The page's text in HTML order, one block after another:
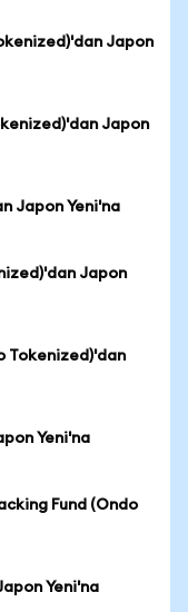
Japon
Japon
Japon Yeni'na
Japon
Tokenized)'dan
Yeni'na
Fund (Ondo
Yeni'na